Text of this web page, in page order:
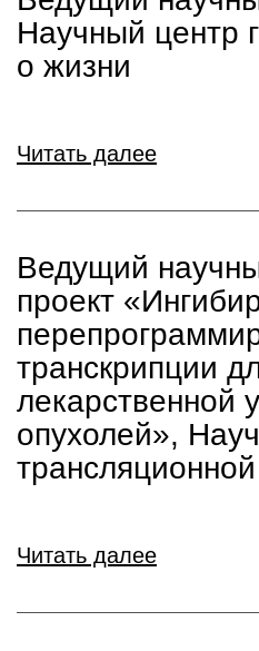
Научный центр
о жизни
Читать далее
Ведущий
проект
транскрипции
лекарственной
опухолей»,
Читать далее